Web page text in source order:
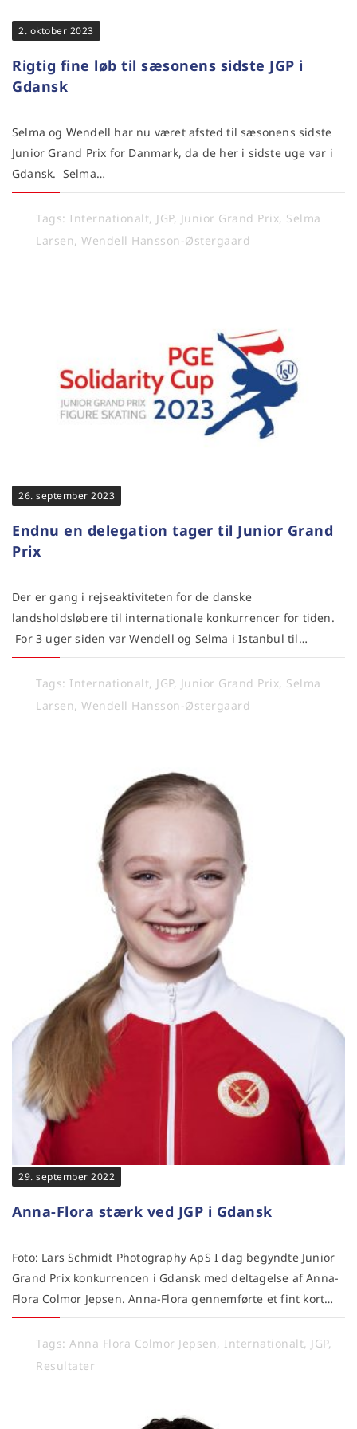
2. oktober 2023
Rigtig fine løb til sæsonens sidste JGP i
Gdansk
Selma og Wendell har nu været afsted til sæsonens sidste
Junior Grand Prix for Danmark, da de her i sidste uge var i
Gdansk. Selma…
Tags: Internationalt, JGP, Junior Grand Prix, Selma
Larsen, Wendell Hansson-Østergaard
26. september 2023
Endnu en delegation tager til Junior Grand
Prix
Der er gang i rejseaktiviteten for de danske
landsholdsløbere til internationale konkurrencer for tiden.
For 3 uger siden var Wendell og Selma i Istanbul til…
Tags: Internationalt, JGP, Junior Grand Prix, Selma
Larsen, Wendell Hansson-Østergaard
29. september 2022
Anna-Flora stærk ved JGP i Gdansk
Foto: Lars Schmidt Photography ApS I dag begyndte Junior
Grand Prix konkurrencen i Gdansk med deltagelse af Anna-
Flora Colmor Jepsen. Anna-Flora gennemførte et fint kort…
Tags: Anna Flora Colmor Jepsen, Internationalt, JGP,
Resultater